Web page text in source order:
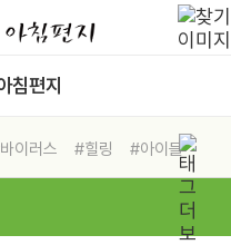
침편지
이러스 #힐링
#아이들